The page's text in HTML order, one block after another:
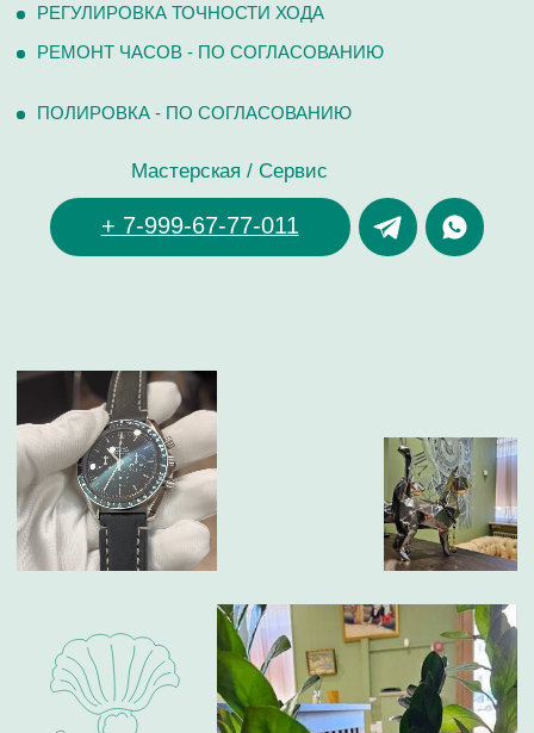
ОЦЕНКА ЧАСОВ
Политика конфиденциальности
Оценка часов в Telegram
Разработка сайта
© Chronomat, 2026
ИП Глумцев Р.Ю.
ИНН 773127415238 ОГРНИП 326774600471391